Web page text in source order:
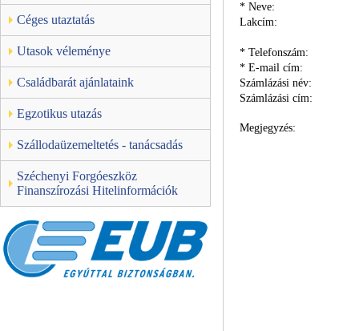
Céges utaztatás
Utasok véleménye
Családbarát ajánlataink
Egzotikus utazás
Szállodaüzemeltetés - tanácsadás
Széchenyi Forgóeszköz
Finanszírozási Hitelinformációk
* Neve:
Lakcím:
* Telefonszám:
* E-mail cím:
Számlázási név:
Számlázási cím:
Megjegyzés: